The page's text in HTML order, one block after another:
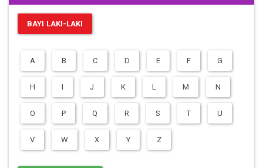
BAYI LAKI-LAKI
A B C D E F G
H I J K L M N
O P Q R S T U
V W X Y Z